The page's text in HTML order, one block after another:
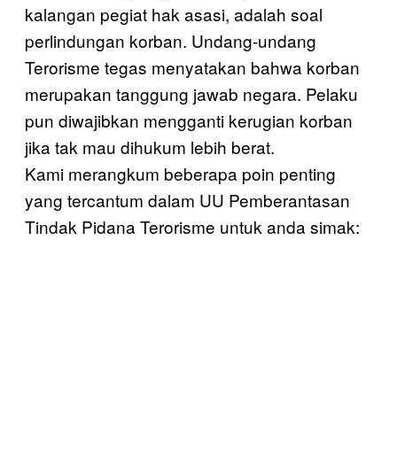
kalangan pegiat hak asasi, adalah soal
perlindungan korban. Undang-undang
Terorisme tegas menyatakan bahwa korban
merupakan tanggung jawab negara. Pelaku
pun diwajibkan mengganti kerugian korban
jika tak mau dihukum lebih berat.
Kami merangkum beberapa poin penting
yang tercantum dalam UU Pemberantasan
Tindak Pidana Terorisme untuk anda simak: